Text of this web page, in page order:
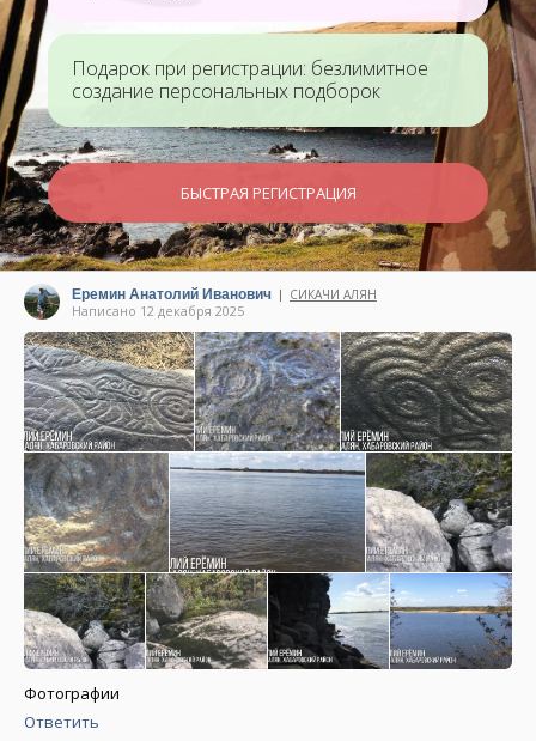
Подарок при регистрации: безлимитное
создание персональных подборок
БЫСТРАЯ РЕГИСТРАЦИЯ
Еремин Анатолий Иванович | СИКАЧИ АЛЯН
Написано 12 декабря 2025
Фотографии
Ответить